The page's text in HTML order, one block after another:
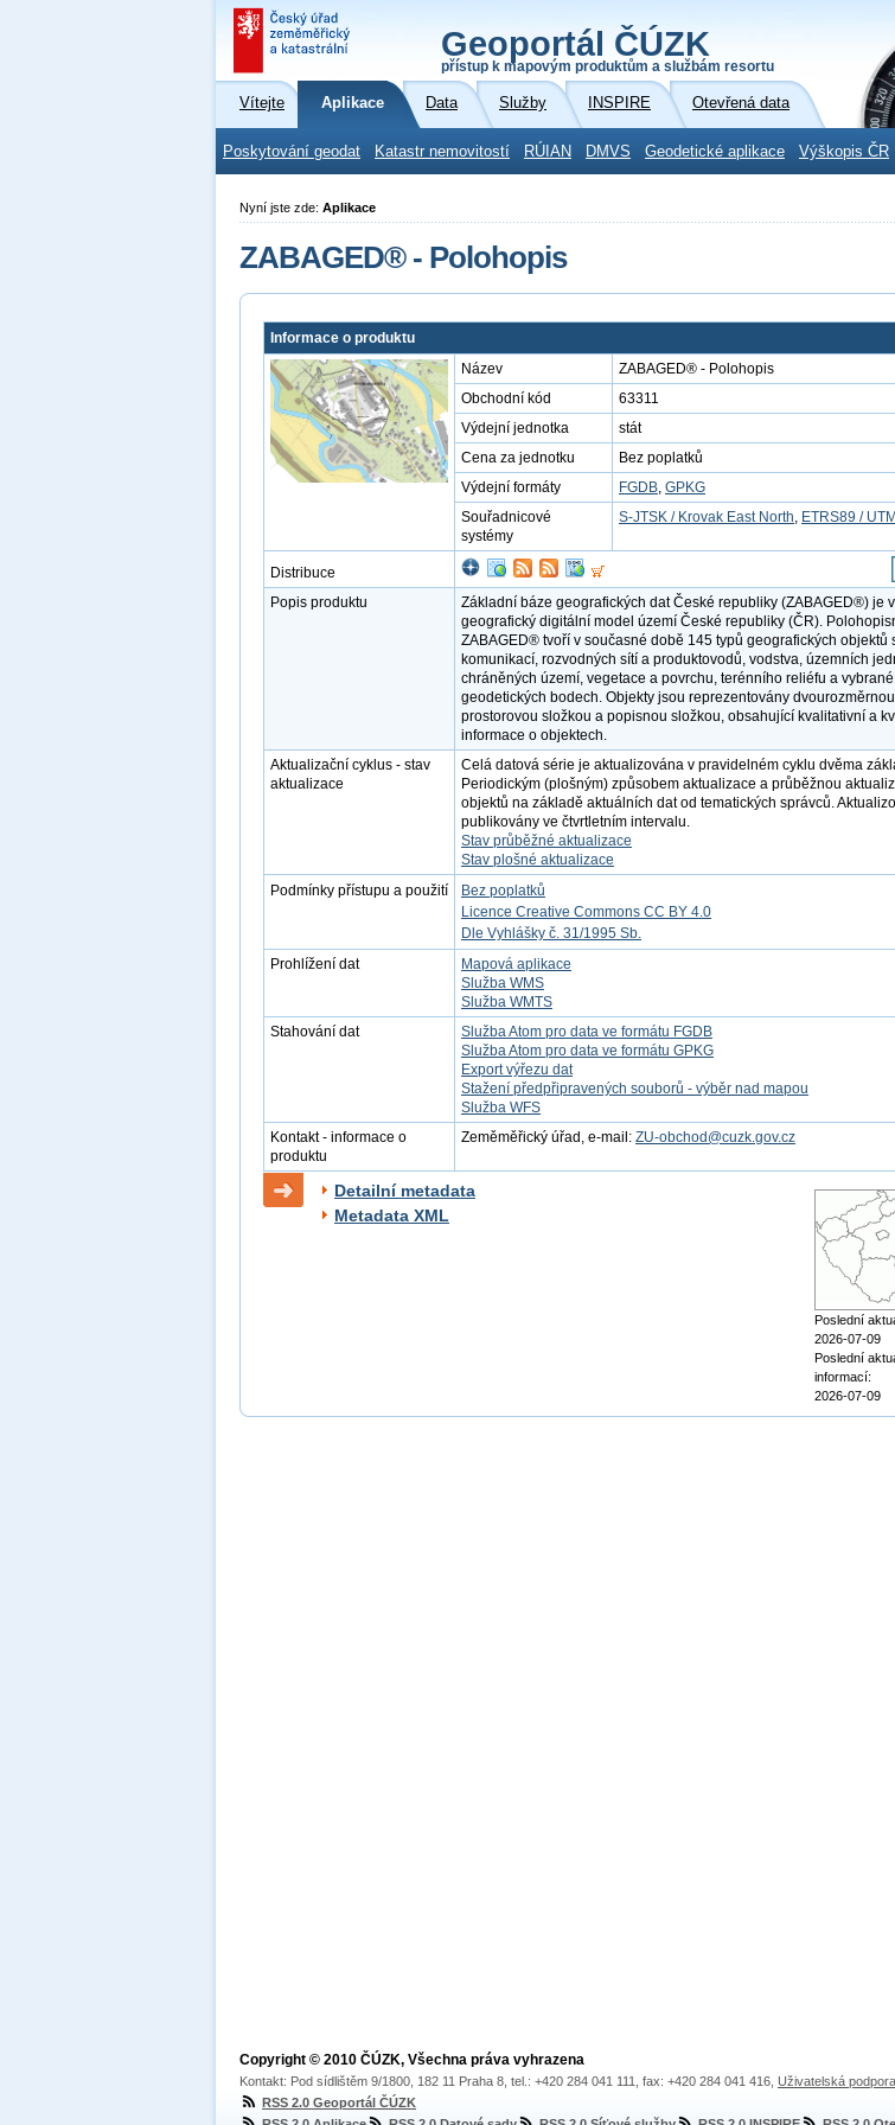
Geoportál ČÚZK
přístup k mapovým produktům a službám resortu
Vítejte Aplikace Data Služby INSPIRE Otevřená data
Poskytování geodat Katastr nemovitostí RÚIAN DMVS Geodetické aplikace Výškopis ČR
Nyní jste zde: Aplikace
ZABAGED® - Polohopis
Informace o produktu
Název
ZABAGED® - Polohopis
Obchodní kód
63311
Výdejní jednotka
stát
Cena za jednotku
Bez poplatků
Výdejní formáty
FGDB, GPKG
Souřadnicové
systémy
S-JTSK / Krovak East North, ETRS89 /
Distribuce
Popis produktu
Základní báze geografických dat České republiky (ZABAGED®) je
geografický digitální model území České republiky (ČR).
ZABAGED® tvoří v současné době 145 typů geografických objektů
komunikací, rozvodných sítí a produktovodů, vodstva, územních
chráněných území, vegetace a povrchu, terénního reliéfu a
geodetických bodech. Objekty jsou reprezentovány
prostorovou složkou a popisnou složkou, obsahující kvalitativní a
informace o objektech.
Aktualizační cyklus - stav
aktualizace
Celá datová série je aktualizována v pravidelném cyklu dvěma
Periodickým (plošným) způsobem aktualizace a průběžnou
objektů na základě aktuálních dat od tematických správců.
publikovány ve čtvrtletním intervalu.
Stav průběžné aktualizace
Stav plošné aktualizace
Podmínky přístupu a použití
Bez poplatků
Licence Creative Commons CC BY 4.0
Dle Vyhlášky č. 31/1995 Sb.
Prohlížení dat
Mapová aplikace
Služba WMS
Služba WMTS
Stahování dat
Služba Atom pro data ve formátu FGDB
Služba Atom pro data ve formátu GPKG
Export výřezu dat
Stažení předpřipravených souborů - výběr nad mapou
Služba WFS
Kontakt - informace o
produktu
Zeměměřický úřad, e-mail: ZU-obchod@cuzk.gov.cz
Detailní metadata
Metadata XML
Poslední
2026-07-09
Poslední
informací:
2026-07-09
Copyright © 2010 ČÚZK, Všechna práva vyhrazena
Kontakt: Pod sídlištěm 9/1800, 182 11 Praha 8, tel.: +420 284 041 111, fax: +420 284 041 416, Uživatelská podpora
RSS 2.0 Geoportál ČÚZK